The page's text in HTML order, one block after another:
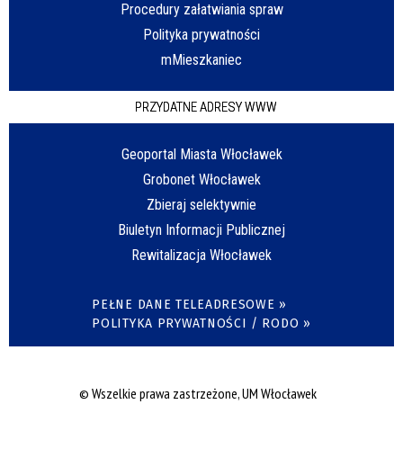
Procedury załatwiania spraw
Polityka prywatności
mMieszkaniec
PRZYDATNE ADRESY WWW
Geoportal Miasta Włocławek
Grobonet Włocławek
Zbieraj selektywnie
Biuletyn Informacji Publicznej
Rewitalizacja Włocławek
PEŁNE DANE TELEADRESOWE »
POLITYKA PRYWATNOŚCI / RODO »
© Wszelkie prawa zastrzeżone, UM Włocławek